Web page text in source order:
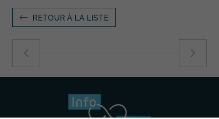
RETOUR À LA LISTE